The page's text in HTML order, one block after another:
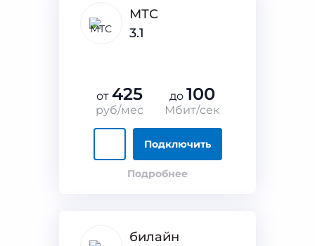
МТС
3.1
от 425
руб/мес
до 100
Мбит/сек
Подключить
Подробнее
билайн